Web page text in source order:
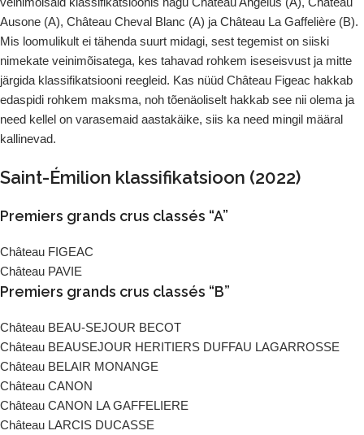
Ausone (A), Château Cheval Blanc (A) ja Château La Gaffelière (B).
Mis loomulikult ei tähenda suurt midagi, sest tegemist on siiski
nimekate veinimõisatega, kes tahavad rohkem iseseisvust ja mitte
järgida klassifikatsiooni reegleid. Kas nüüd Château Figeac hakkab
edaspidi rohkem maksma, noh tõenäoliselt hakkab see nii olema ja
need kellel on varasemaid aastakäike, siis ka need mingil määral
kallinevad.
Saint-Émilion klassifikatsioon (2022)
Premiers grands crus classés “A”
Château FIGEAC
Château PAVIE
Premiers grands crus classés “B”
Château BEAU-SEJOUR BECOT
Château BEAUSEJOUR HERITIERS DUFFAU LAGARROSSE
Château BELAIR MONANGE
Château CANON
Château CANON LA GAFFELIERE
Château LARCIS DUCASSE